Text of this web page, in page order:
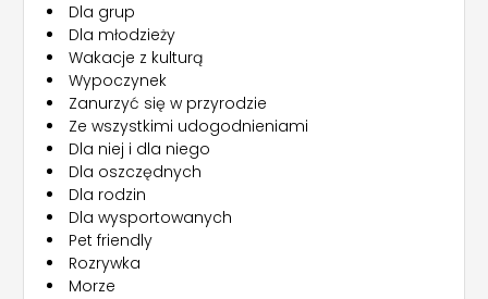
Dla grup
Dla młodzieży
Wakacje z kulturą
Wypoczynek
Zanurzyć się w przyrodzie
Ze wszystkimi udogodnieniami
Dla niej i dla niego
Dla oszczędnych
Dla rodzin
Dla wysportowanych
Pet friendly
Rozrywka
Morze